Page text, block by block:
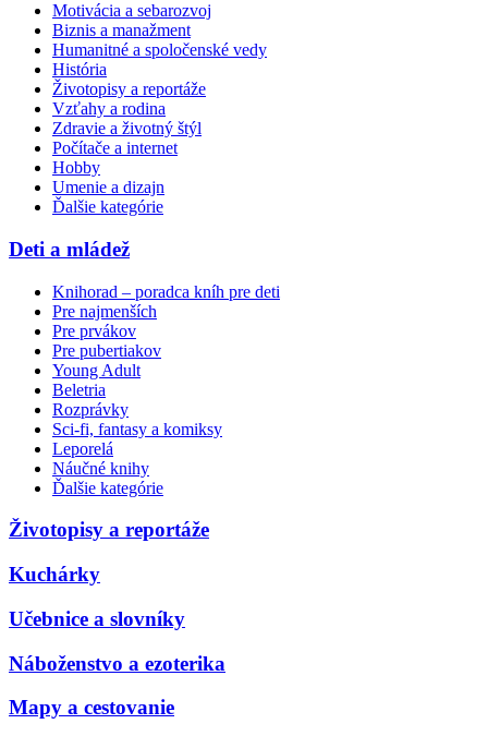
Motivácia a sebarozvoj
Biznis a manažment
Humanitné a spoločenské vedy
História
Životopisy a reportáže
Vzťahy a rodina
Zdravie a životný štýl
Počítače a internet
Hobby
Umenie a dizajn
Ďalšie kategórie
Deti a mládež
Knihorad – poradca kníh pre deti
Pre najmenších
Pre prvákov
Pre pubertiakov
Young Adult
Beletria
Rozprávky
Sci-fi, fantasy a komiksy
Leporelá
Náučné knihy
Ďalšie kategórie
Životopisy a reportáže
Kuchárky
Učebnice a slovníky
Náboženstvo a ezoterika
Mapy a cestovanie